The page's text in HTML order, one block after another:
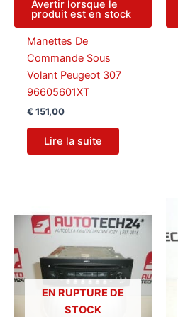
Avertir lorsque le
produit est en stock
Manettes De
Commande Sous
Volant Peugeot 307
96605601XT
€ 151,00
Lire la suite
EN RUPTURE DE
STOCK